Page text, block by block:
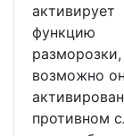
активирует
функцию
разморозки,
возможно
противном